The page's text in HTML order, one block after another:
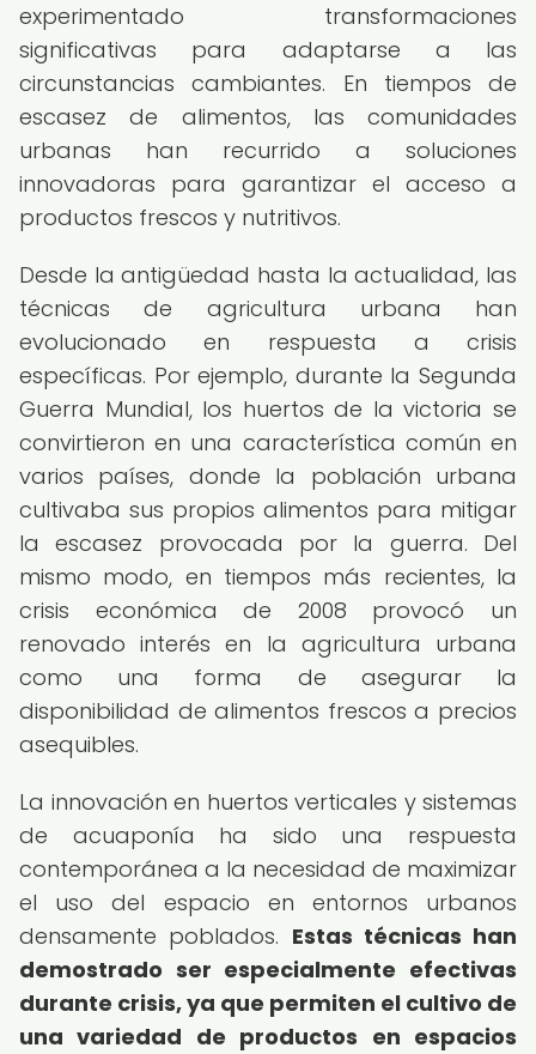
experimentado transformaciones
significativas para adaptarse a las
circunstancias cambiantes. En tiempos de
escasez de alimentos, las comunidades
urbanas han recurrido a soluciones
innovadoras para garantizar el acceso a
productos frescos y nutritivos.
Desde la antigüedad hasta la actualidad, las
técnicas de agricultura urbana han
evolucionado en respuesta a crisis
específicas. Por ejemplo, durante la Segunda
Guerra Mundial, los huertos de la victoria se
convirtieron en una característica común en
varios países, donde la población urbana
cultivaba sus propios alimentos para mitigar
la escasez provocada por la guerra. Del
mismo modo, en tiempos más recientes, la
crisis económica de 2008 provocó un
renovado interés en la agricultura urbana
como una forma de asegurar la
disponibilidad de alimentos frescos a precios
asequibles.
La innovación en huertos verticales y sistemas
de acuaponía ha sido una respuesta
contemporánea a la necesidad de maximizar
el uso del espacio en entornos urbanos
densamente poblados. Estas técnicas han
demostrado ser especialmente efectivas
durante crisis, ya que permiten el cultivo de
una variedad de productos en espacios